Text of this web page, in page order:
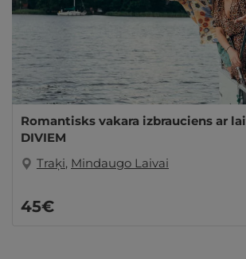
Romantisks vakara izbrauciens ar
DIVIEM
Traķi, Mindaugo Laivai
45€